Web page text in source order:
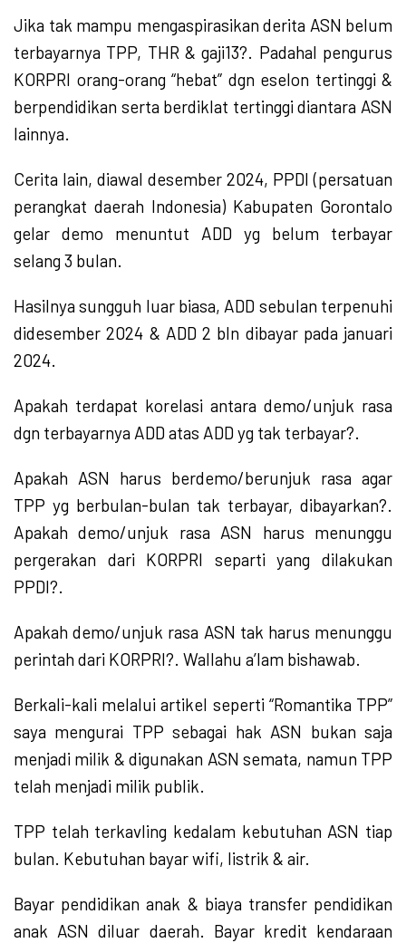
Jika tak mampu mengaspirasikan derita ASN belum
terbayarnya TPP, THR & gaji13?. Padahal pengurus
KORPRI orang-orang “hebat” dgn eselon tertinggi &
berpendidikan serta berdiklat tertinggi diantara ASN
lainnya.
Cerita lain, diawal desember 2024, PPDI (persatuan
perangkat daerah Indonesia) Kabupaten Gorontalo
gelar demo menuntut ADD yg belum terbayar
selang 3 bulan.
Hasilnya sungguh luar biasa, ADD sebulan terpenuhi
didesember 2024 & ADD 2 bln dibayar pada januari
2024.
Apakah terdapat korelasi antara demo/unjuk rasa
dgn terbayarnya ADD atas ADD yg tak terbayar?.
Apakah ASN harus berdemo/berunjuk rasa agar
TPP yg berbulan-bulan tak terbayar, dibayarkan?.
Apakah demo/unjuk rasa ASN harus menunggu
pergerakan dari KORPRI separti yang dilakukan
PPDI?.
Apakah demo/unjuk rasa ASN tak harus menunggu
perintah dari KORPRI?. Wallahu a’lam bishawab.
Berkali-kali melalui artikel seperti “Romantika TPP”
saya mengurai TPP sebagai hak ASN bukan saja
menjadi milik & digunakan ASN semata, namun TPP
telah menjadi milik publik.
TPP telah terkavling kedalam kebutuhan ASN tiap
bulan. Kebutuhan bayar wifi, listrik & air.
Bayar pendidikan anak & biaya transfer pendidikan
anak ASN diluar daerah. Bayar kredit kendaraan